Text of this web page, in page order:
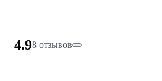
4.98 отзывов